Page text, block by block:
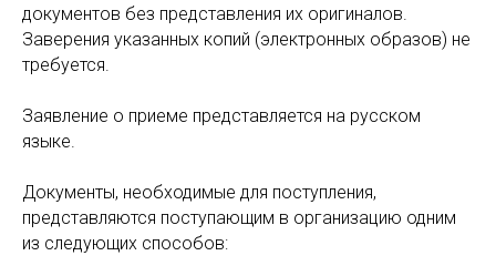
документов без представления их оригиналов.
Заверения указанных копий (электронных образов) не
требуется.
Заявление о приеме представляется на русском
языке.
Документы, необходимые для поступления,
представляются поступающим в организацию одним
из следующих способов: